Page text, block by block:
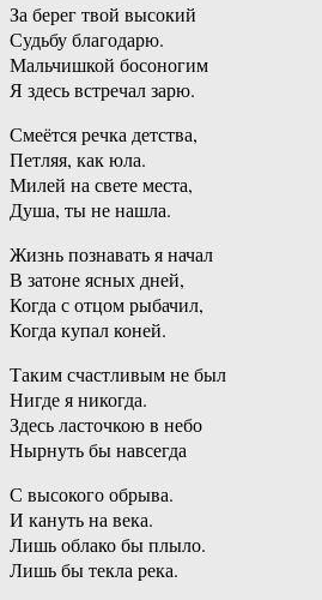
За берег твой высокий
Судьбу благодарю.
Мальчишкой босоногим
Я здесь встречал зарю.
Смеётся речка детства,
Петляя, как юла.
Милей на свете места,
Душа, ты не нашла.
Жизнь познавать я начал
В затоне ясных дней,
Когда с отцом рыбачил,
Когда купал коней.
Таким счастливым не был
Нигде я никогда.
Здесь ласточкою в небо
Нырнуть бы навсегда
С высокого обрыва.
И кануть на века.
Лишь облако бы плыло.
Лишь бы текла река.